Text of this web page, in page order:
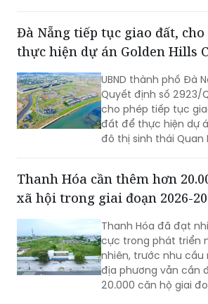
bạch và chính xác
quy hoạch, đồng thời
kiểm chứng từ các
thức.
Đà Nẵng tiếp tục giao đất, cho
thực hiện dự án Golden Hills
UBND thành phố Đà
Quyết định số 2923/
cho phép tiếp tục
đất để thực hiện dự
đô thị sinh thái Quan
Thanh Hóa cần thêm hơn
xã hội trong giai đoạn 2026-
Thanh Hóa đã đạt
cực trong phát triển
nhiên, trước nhu cầu
địa phương vẫn cần
20.000 căn hộ giai